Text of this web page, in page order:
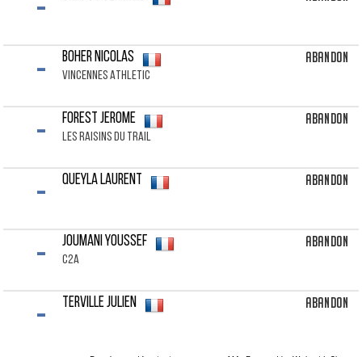
- BOHER Nicolas
VINCENNES ATHLETIC
Abandon
- FOREST Jerome
LES RAISINS DU TRAIL
Abandon
- QUEYLA Laurent Abandon
- JOUMANI Youssef
C2A
Abandon
- TERVILLE Julien Abandon